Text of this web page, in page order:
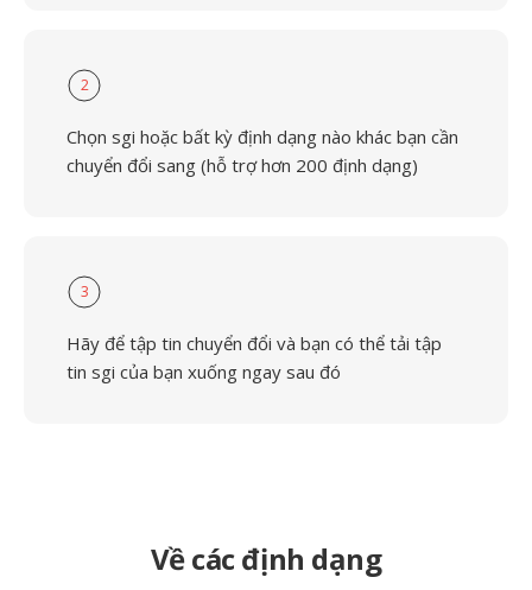
2
Chọn sgi hoặc bất kỳ định dạng nào khác bạn cần
chuyển đổi sang (hỗ trợ hơn 200 định dạng)
3
Hãy để tập tin chuyển đổi và bạn có thể tải tập
tin sgi của bạn xuống ngay sau đó
Về các định dạng